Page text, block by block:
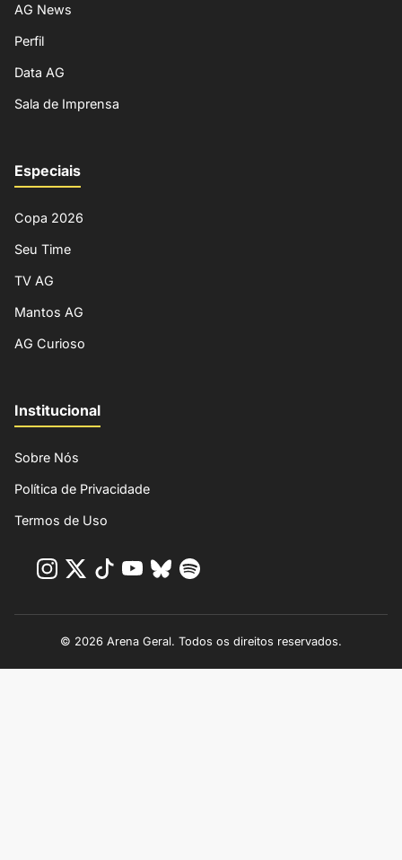
AG News
Perfil
Data AG
Sala de Imprensa
Especiais
Copa 2026
Seu Time
TV AG
Mantos AG
AG Curioso
Institucional
Sobre Nós
Política de Privacidade
Termos de Uso
© 2026 Arena Geral. Todos os direitos reservados.